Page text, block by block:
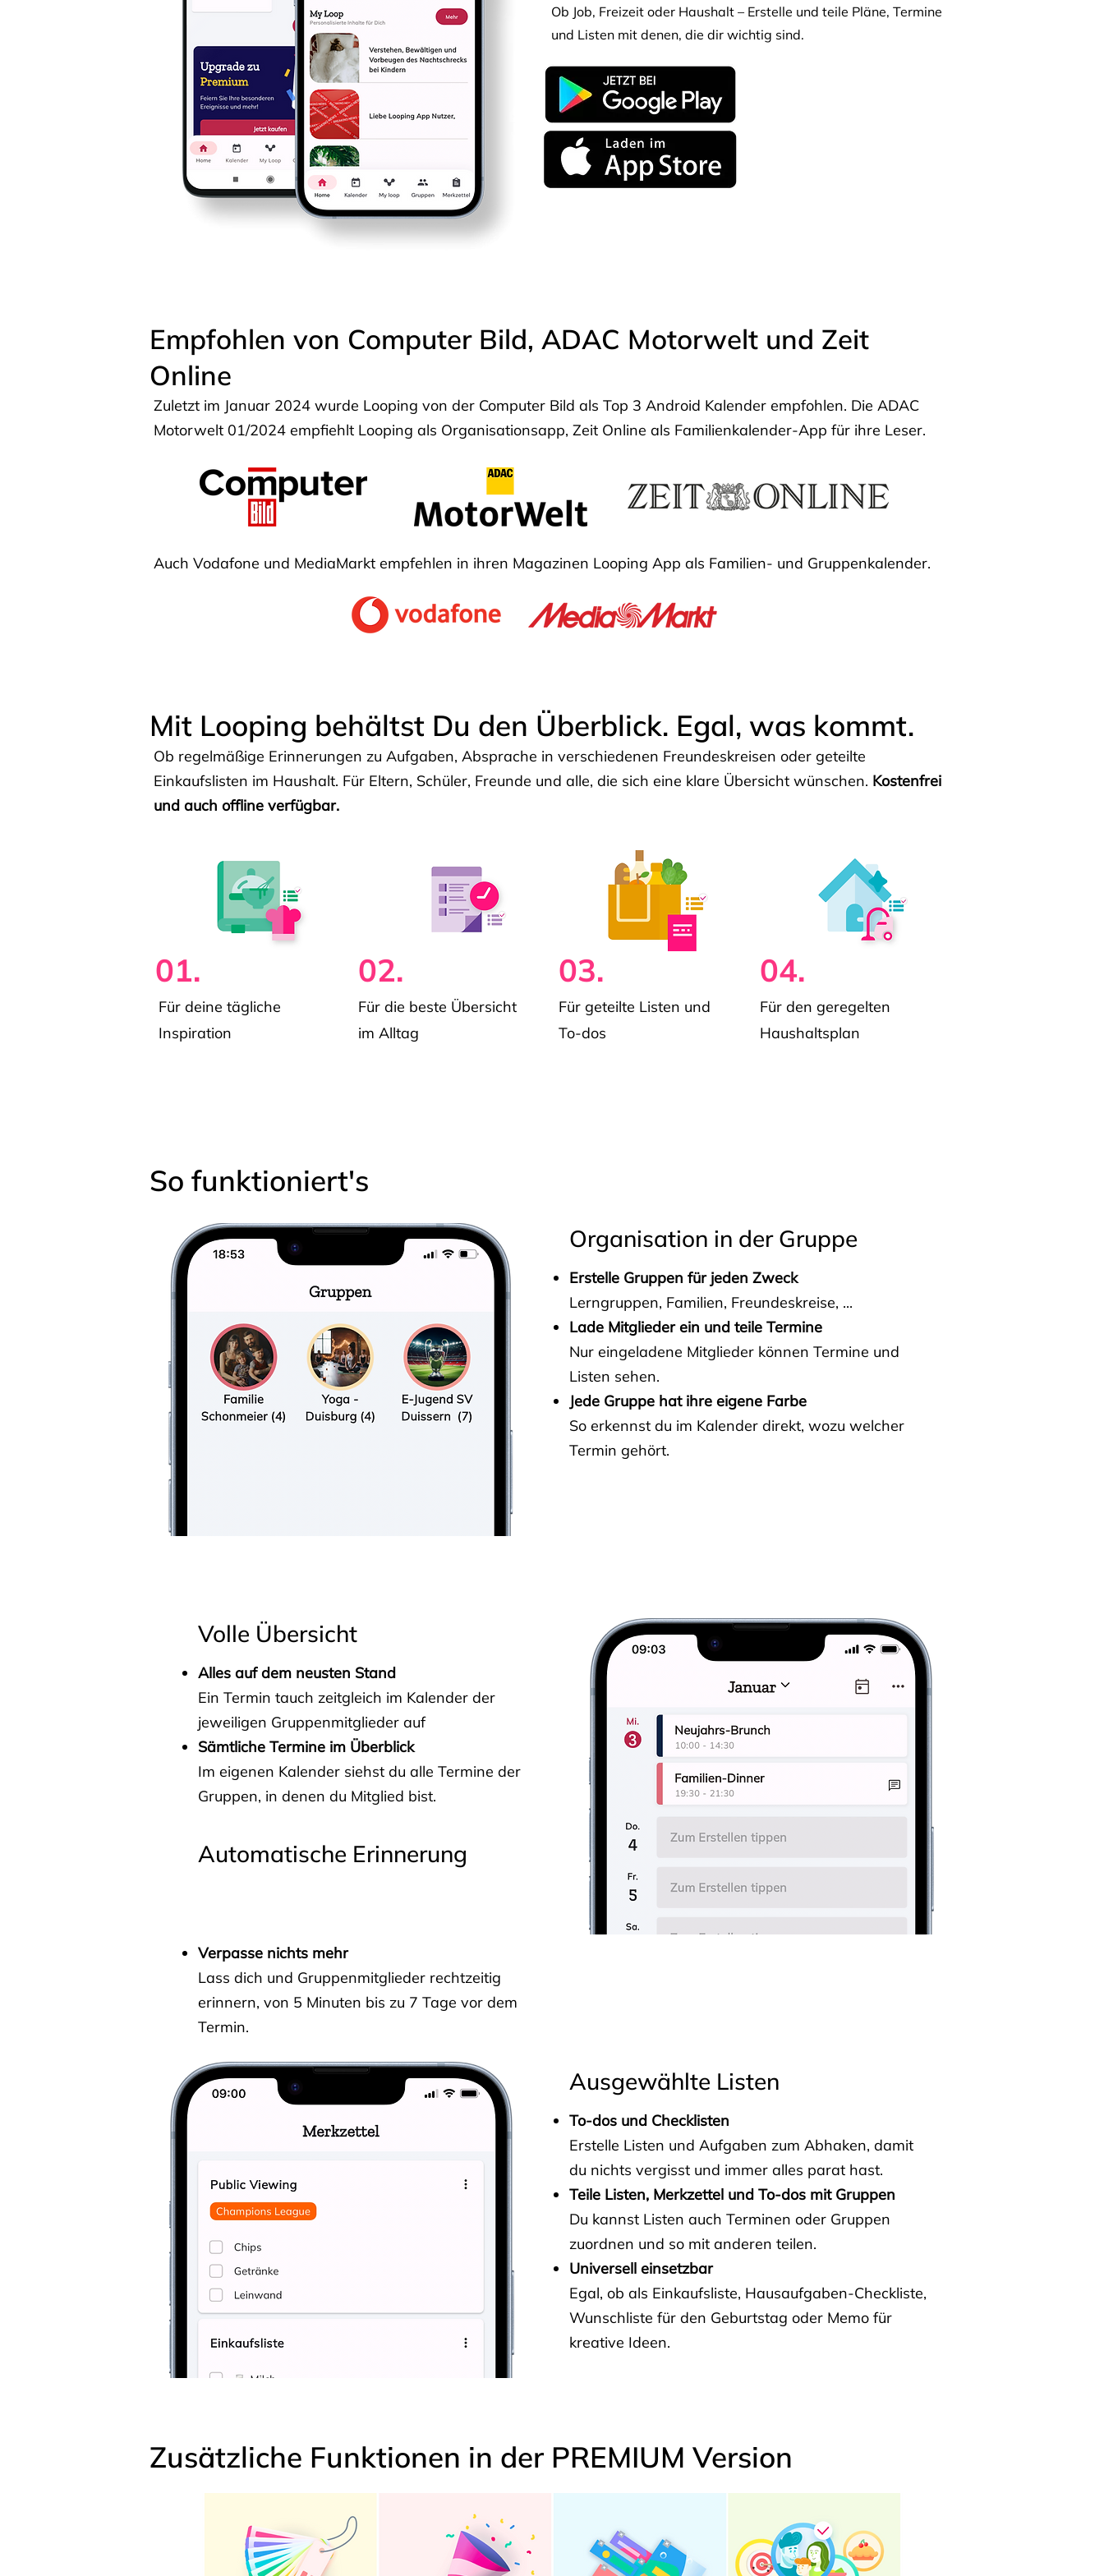
Ob Job, Freizeit oder Haushalt – Erstelle und teile Pläne, Termine
und Listen mit denen, die dir wichtig sind.
Empfohlen von Computer Bild, ADAC Motorwelt und Zeit
Online
Zuletzt im Januar 2024 wurde Looping von der Computer Bild als Top 3 Android Kalender empfohlen. Die ADAC
Motorwelt 01/2024 empfiehlt Looping als Organisationsapp, Zeit Online als Familienkalender-App für ihre Leser.
Auch Vodafone und MediaMarkt empfehlen in ihren Magazinen Looping App als Familien- und Gruppenkalender.
Mit Looping behältst Du den Überblick. Egal, was kommt.
Ob regelmäßige Erinnerungen zu Aufgaben, Absprache in verschiedenen Freundeskreisen oder geteilte
Einkaufslisten im Haushalt. Für Eltern, Schüler, Freunde und alle, die sich eine klare Übersicht wünschen. Kostenfrei
und auch offline verfügbar.
01.
Für deine tägliche
Inspiration
02.
Für die beste Übersicht
im Alltag
03.
Für geteilte Listen und
To-dos
04.
Für den geregelten
Haushaltsplan
So funktioniert's
Organisation in der Gruppe
Erstelle Gruppen für jeden Zweck
Lerngruppen, Familien, Freundeskreise, ...
Lade Mitglieder ein und teile Termine
Nur eingeladene Mitglieder können Termine und
Listen sehen.
Jede Gruppe hat ihre eigene Farbe
So erkennst du im Kalender direkt, wozu welcher
Termin gehört.
Volle Übersicht
Alles auf dem neusten Stand
Ein Termin tauch zeitgleich im Kalender der
jeweiligen Gruppenmitglieder auf
Sämtliche Termine im Überblick
Im eigenen Kalender siehst du alle Termine der
Gruppen, in denen du Mitglied bist.
Automatische Erinnerung
Verpasse nichts mehr
Lass dich und Gruppenmitglieder rechtzeitig
erinnern, von 5 Minuten bis zu 7 Tage vor dem
Termin.
Ausgewählte Listen
To-dos und Checklisten
Erstelle Listen und Aufgaben zum Abhaken, damit
du nichts vergisst und immer alles parat hast.
Teile Listen, Merkzettel und To-dos mit Gruppen
Du kannst Listen auch Terminen oder Gruppen
zuordnen und so mit anderen teilen.
Universell einsetzbar
Egal, ob als Einkaufsliste, Hausaufgaben-Checkliste,
Wunschliste für den Geburtstag oder Memo für
kreative Ideen.
Zusätzliche Funktionen in der PREMIUM Version